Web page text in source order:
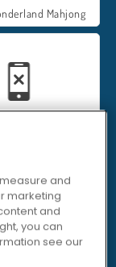
Mahjong
and
marketing
and
you can
see our